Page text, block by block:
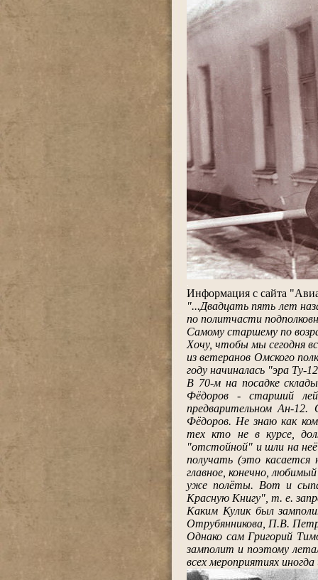
Информация с сайта
"...Двадцать пять лет
по политчасти
Самому старшему по
Хочу, чтобы мы сегодня
из ветеранов Омского
году начиналась "эра Ту-
В 70-м на посадке
Фёдоров - старший
предварительном Ан-
Фёдоров. Не знаю как
тех кто не в курсе,
"отстойной" и шли на неё
получать (это касается
главное, конечно,
уже полёты. Вот и
Красную Книгу", т. е.
Каким Кулик был
Отрубянникова, П.В.
Однако сам Григорий
замполит и поэтому
всех мероприятиях